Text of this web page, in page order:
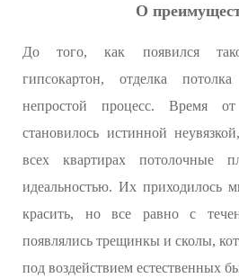
О
До того, как появился
гипсокартон, отделка
непростой процесс. Время
становилось истинной
всех квартирах потолочные
идеальностью. Их приходилось
красить, но все равно с
появлялись трещинкы и сколы,
под воздействием естественных